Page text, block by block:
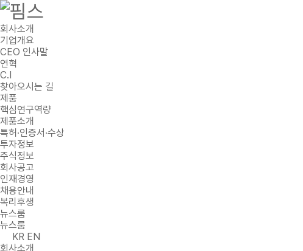
회사소개
기업개요
CEO 인사말
연혁
C.I
찾아오시는 길
제품
핵심연구역량
제품소개
특허·인증서·수상
투자정보
주식정보
회사공고
인재경영
채용안내
복리후생
뉴스룸
뉴스룸
KR EN
회사소개